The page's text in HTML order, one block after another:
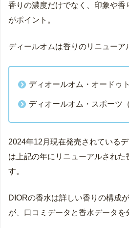
香りの濃度だけでなく、印象や香
がポイント。
ディールオムは香りのリニューア
ディオールオム・オードゥ
ディオールオム・スポーツ
2024年12月現在発売されている
は上記の年にリニューアルされた
す。
DIORの香水は詳しい香りの構成
が、口コミデータと香水データを